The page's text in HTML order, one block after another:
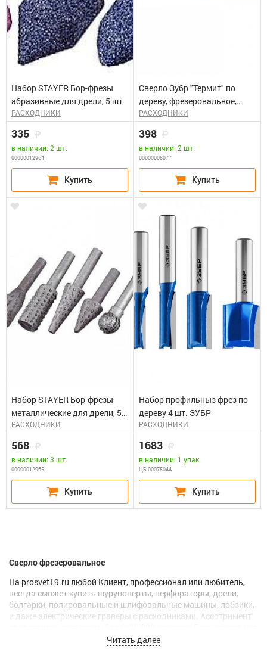
Набор STAYER Бор-фрезы
абразивные для дрели, 5 шт
РАСХОДНИКИ
335
в наличии: 2 шт.
00000012964
Сверло Зубр "Термит" по
дереву, фрезеровальное,
универсальное 12*110 мм
РАСХОДНИКИ
398
в наличии: 2 шт.
00000008077
Набор STAYER Бор-фрезы
металлические для дрели, 5
шт
РАСХОДНИКИ
568
в наличии: 3 шт.
00000012965
Набор профильныз фрез по
дереву 4 шт. ЗУБР
РАСХОДНИКИ
1683
в наличии: 1 упак.
ЦБ-00075044
Сверло фрезеровальное
На prosvet19.ru любой Клиент, профессионал или любитель,
всегда сможет купить шуруповерты, перфораторы, дрели,
болгарки, полировальные и шлифовальные машины, лобзики,
и даже электрические граверы с расходниками. Ассотримент
привезем его под заказ.
Читать далее